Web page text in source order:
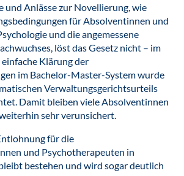
und Anlässe zur Novellierung, wie
für Absolventinnen und
und die angemessene
löst das Gesetz nicht – im
Klärung der
im Bachelor-Master-System wurde
Verwaltungsgerichtsurteils
Damit bleiben viele Absolventinnen
sehr verunsichert.
für die
und Psychotherapeuten in
bestehen und wird sogar deutlich